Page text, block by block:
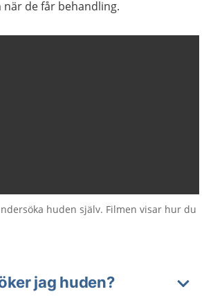
de får behandling.
huden själv. Filmen visar hur du
jag huden?